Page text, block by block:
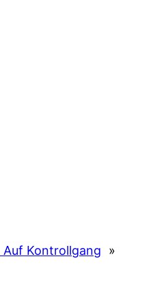
Auf Kontrollgang »